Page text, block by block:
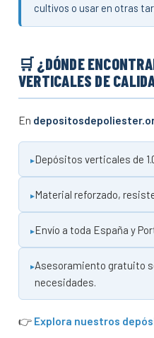
cultivos o usar en otras
🛒 ¿DÓNDE
VERTICALES DE
En
Depósitos verticales de
Material reforzado,
Envío a toda España y
Asesoramiento gratuito
necesidades.
👉 Explora nuestros